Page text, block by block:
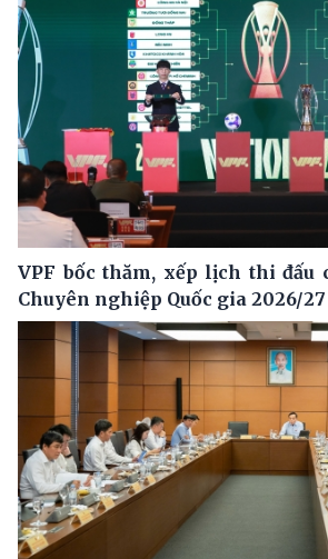
VPF bốc thăm, xếp lịch thi đấu
Chuyên nghiệp Quốc gia 2026/27